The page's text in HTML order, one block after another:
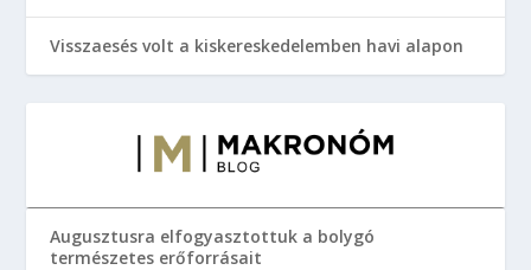
Visszaesés volt a kiskereskedelemben havi alapon
Augusztusra elfogyasztottuk a bolygó
természetes erőforrásait